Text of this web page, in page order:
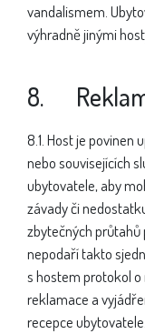
vandalismem.
výhradně jinými
8.
8.1. Host je
nebo souvisejících
ubytovatele, aby
závady či
zbytečných průtahů
nepodaří takto
s hostem protokol
reklamace a
recepce